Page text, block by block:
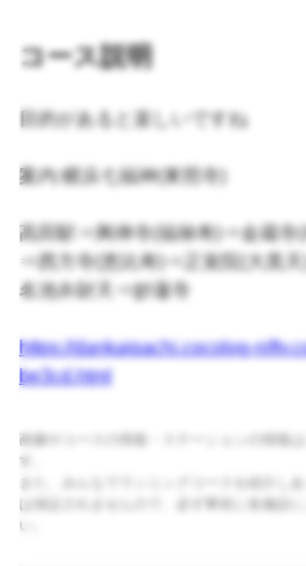
コース説明
目的があると楽しいですね
案内:横浜七福神(東照寺)
高田駅⇒興禅寺(福禄寿)⇒金蔵寺
⇒西方寺(恵比寿)⇒正覚院(大黒
名池弁財天⇒妙蓮寺
https://dankaipachi.cocolog-
be3cd.html
画像やコースの情報・ステーションの情報
す。
また、みんなでランニングコースを紹介し
は保証されませんので、必ず事前に各施設
い。